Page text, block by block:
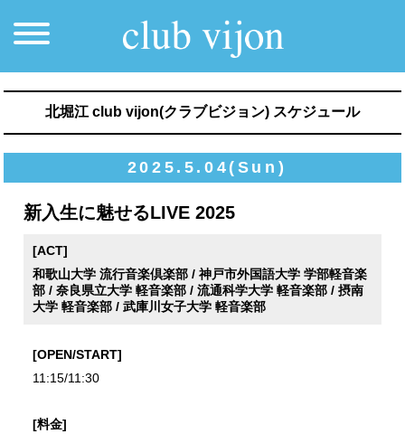
北堀江 club vijon(クラブビジョン) スケジュール
2025.5.04(Sun)
新入生に魅せるLIVE 2025
[ACT]
和歌山大学 流行音楽倶楽部 / 神戸市外国語大学 学部軽音楽
部 / 奈良県立大学 軽音楽部 / 流通科学大学 軽音楽部 / 摂南
大学 軽音楽部 / 武庫川女子大学 軽音楽部
[OPEN/START]
11:15/11:30
[料金]